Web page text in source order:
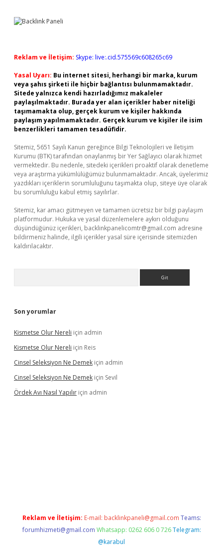
Reklam ve İletişim: Skype: live:.cid.575569c608265c69
Yasal Uyarı: Bu internet sitesi, herhangi bir marka, kurum
veya şahıs şirketi ile hiçbir bağlantısı bulunmamaktadır.
Sitede yalnızca kendi hazırladığımız makaleler
paylaşılmaktadır. Burada yer alan içerikler haber niteliği
taşımamakta olup, gerçek kurum ve kişiler hakkında
paylaşım yapılmamaktadır. Gerçek kurum ve kişiler ile isim
benzerlikleri tamamen tesadüfidir.
Sitemiz, 5651 Sayılı Kanun gereğince Bilgi Teknolojileri ve İletişim
Kurumu (BTK) tarafından onaylanmış bir Yer Sağlayıcı olarak hizmet
vermektedir. Bu nedenle, sitedeki içerikleri proaktif olarak denetleme
veya araştırma yükümlülüğümüz bulunmamaktadır. Ancak, üyelerimiz
yazdıkları içeriklerin sorumluluğunu taşımakta olup, siteye üye olarak
bu sorumluluğu kabul etmiş sayılırlar.
Sitemiz, kar amacı gütmeyen ve tamamen ücretsiz bir bilgi paylaşım
platformudur. Hukuka ve yasal düzenlemelere aykırı olduğunu
düşündüğünüz içerikleri, backlinkpanelicomtr@gmail.com adresine
bildirmeniz halinde, ilgili içerikler yasal süre içerisinde sitemizden
kaldırılacaktır.
Son yorumlar
Kismetse Olur Nereli için admin
Kismetse Olur Nereli için Reis
Cinsel Seleksiyon Ne Demek için admin
Cinsel Seleksiyon Ne Demek için Sevil
Ördek Avı Nasıl Yapılır için admin
Reklam ve İletişim: E-mail: backlinkpaneli@gmail.com Teams:
forumhizmeti@gmail.com Whatsapp: 0262 606 0 726 Telegram:
@karabul